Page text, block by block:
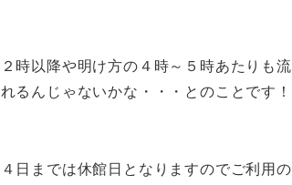
時以降や明け方の４時～５時あたりも流
るんじゃないかな・・・とのことです！
日までは休館日となりますのでご利用の